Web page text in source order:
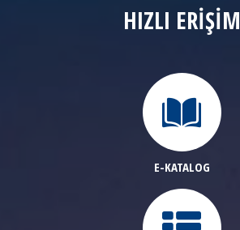
BURRIS
BAYİLER
SATIŞ DESTEK
HIZLI ERİŞİM
E-KATALOG